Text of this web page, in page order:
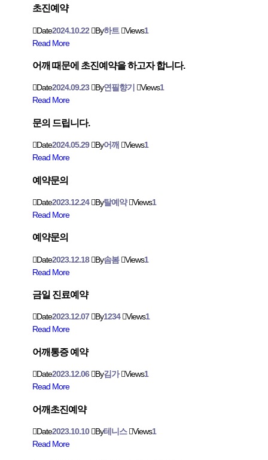
초진예약
Date2024.10.22 By하트 Views1
Read More
어깨 때문에 초진예약을 하고자 합니다.
Date2024.09.23 By연필향기 Views1
Read More
문의 드립니다.
Date2024.05.29 By어깨 Views1
Read More
예약문의
Date2023.12.24 By탈예약 Views1
Read More
예약문의
Date2023.12.18 By솜봄 Views1
Read More
금일 진료예약
Date2023.12.07 By1234 Views1
Read More
어깨통증 예약
Date2023.12.06 By김가 Views1
Read More
어깨초진예약
Date2023.10.10 By테니스 Views1
Read More